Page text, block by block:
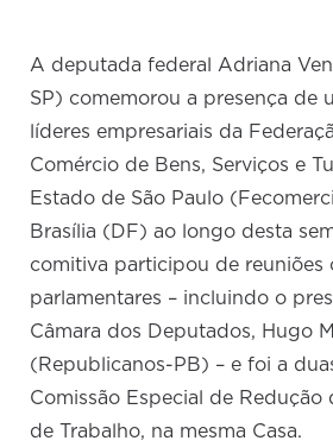
A deputada federal Adriana
SP) comemorou a presença de
líderes empresariais da
Comércio de Bens, Serviços e
Estado de São Paulo
Brasília (DF) ao longo desta
comitiva participou de reuniões
parlamentares – incluindo o
Câmara dos Deputados, Hugo
(Republicanos-PB) – e foi a
Comissão Especial de Redução
de Trabalho, na mesma Casa.